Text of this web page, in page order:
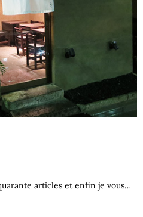
articles et enfin je vous…